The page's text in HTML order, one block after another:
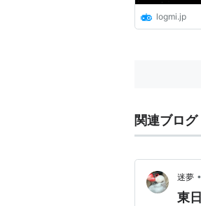
logmi.jp
関連ブログ
迷夢 •
東